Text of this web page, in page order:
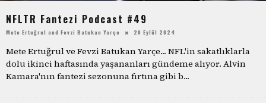
NFLTR Fantezi Podcast #49
Mete Ertuğrul and Fevzi Batukan Yarçe 20 Eylül 2024
Mete Ertuğrul ve Fevzi Batukan Yarçe... NFL'in sakatlıklarla
dolu ikinci haftasında yaşananları gündeme alıyor. Alvin
Kamara'nın fantezi sezonuna fırtına gibi b...